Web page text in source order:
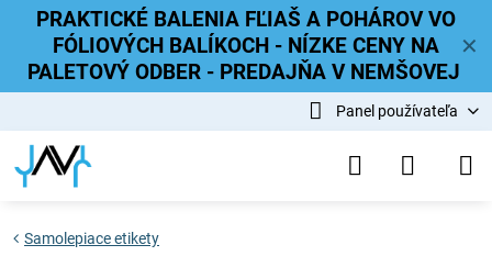
✕
PRAKTICKÉ BALENIA FĽIAŠ A POHÁROV VO
FÓLIOVÝCH BALÍKOCH - NÍZKE CENY NA
PALETOVÝ ODBER - PREDAJŇA V NEMŠOVEJ
Panel používateľa
Samolepiace etikety